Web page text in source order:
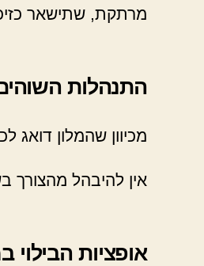
מרתקת, שתישאר
התנהלות
מכיוון שהמלון
אין להיבהל מהצורך
אופציות הבילוי